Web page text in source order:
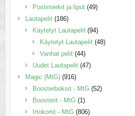
Postimerkit ja liput (49)
Lautapelit (186)
Käytetyt Lautapelit (94)
Käytetyt Lautapelit (48)
Vanhat pelit (44)
Uudet Lautapelit (47)
Magic (MtG) (916)
Boosterboksit - MtG (52)
Boosterit - MtG (1)
Irtokortit - MtG (806)